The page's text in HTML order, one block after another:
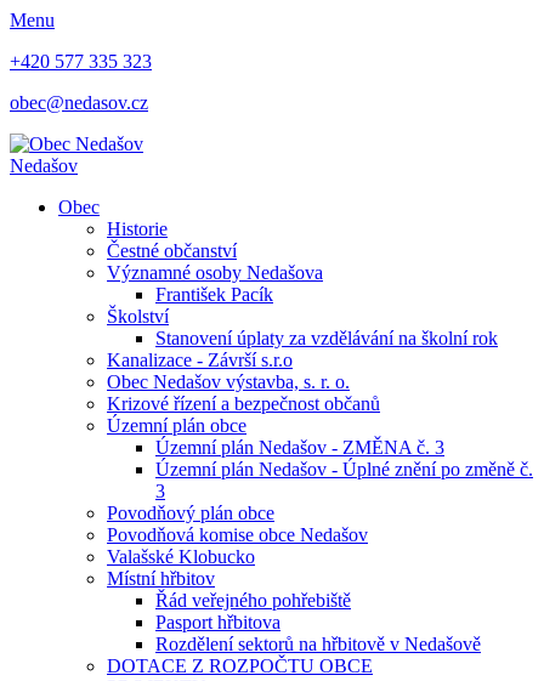
Menu
+420 577 335 323
obec@nedasov.cz
Nedašov
Obec
Historie
Čestné občanství
Významné osoby Nedašova
František Pacík
Školství
Stanovení úplaty za vzdělávání na školní rok
Kanalizace - Závrší s.r.o
Obec Nedašov výstavba, s. r. o.
Krizové řízení a bezpečnost občanů
Územní plán obce
Územní plán Nedašov - ZMĚNA č. 3
Územní plán Nedašov - Úplné znění po změně č.
3
Povodňový plán obce
Povodňová komise obce Nedašov
Valašské Klobucko
Místní hřbitov
Řád veřejného pohřebiště
Pasport hřbitova
Rozdělení sektorů na hřbitově v Nedašově
DOTACE Z ROZPOČTU OBCE